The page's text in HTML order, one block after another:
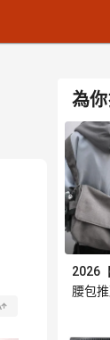
為
2026
腰包
備 斜